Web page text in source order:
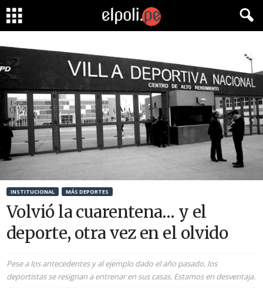
INSTITUCIONAL MÁS DEPORTES
Volvió la cuarentena… y el
deporte, otra vez en el olvido
Pese a los antecedentes y al ejemplo dado el año pasado, los
deportistas se resignan a entrenar en sus casas. Estamos en desventaja.